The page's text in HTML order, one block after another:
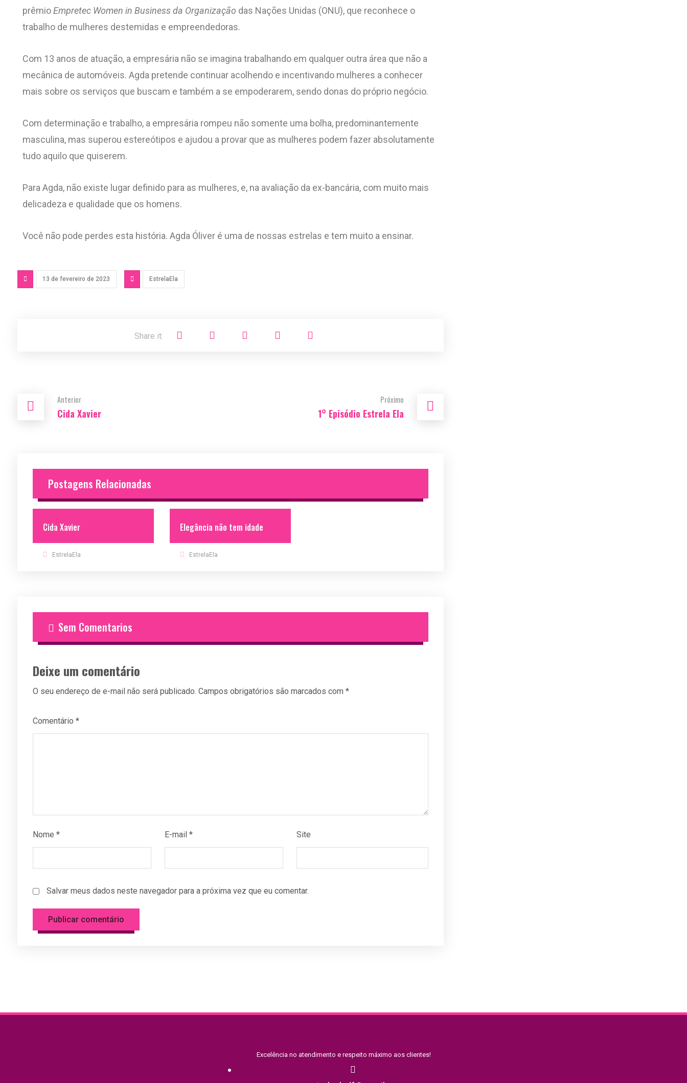
prêmioEmpretec Women in Business da Organização das Nações Unidas (ONU), que reconhece o
trabalho de mulheres destemidas e empreendedoras.
Com 13 anos de atuação, a empresária não se imagina trabalhando em qualquer outra área que não a
mecânica de automóveis. Agda pretende continuar acolhendo e incentivando mulheres a conhecer
mais sobre os serviços que buscam e também a se empoderarem, sendo donas do próprio negócio.
Com determinação e trabalho, a empresária rompeu não somente uma bolha, predominantemente
masculina, mas superou estereótipos e ajudou a provar que as mulheres podem fazer absolutamente
tudo aquilo que quiserem.
Para Agda, não existe lugar definido para as mulheres, e, na avaliação da ex-bancária, com muito mais
delicadeza e qualidade que os homens.
Você não pode perdes esta história. Agda Óliver é uma de nossas estrelas e tem muito a ensinar.
13 de fevereiro de 2023 EstrelaEla
Anterior
Cida Xavier
Próximo
1° Episódio Estrela Ela
Postagens Relacionadas
Cida Xavier
EstrelaEla
Elegância não tem idade
EstrelaEla
Sem Comentarios
Deixe um comentário
O seu endereço de e-mail não será publicado. Campos obrigatórios são marcados com *
Comentário *
Nome * E-mail * Site
Salvar meus dados neste navegador para a próxima vez que eu comentar.
Excelência no atendimento e respeito máximo aos clientes!